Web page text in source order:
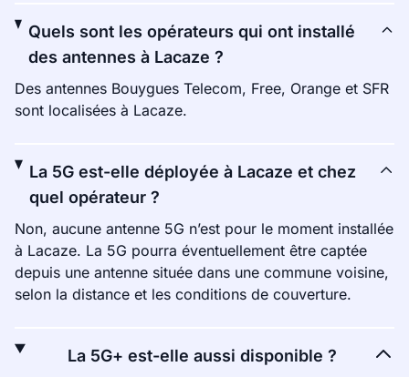
Quels sont les opérateurs qui ont installé
des antennes à Lacaze ?
Des antennes Bouygues Telecom, Free, Orange et SFR
sont localisées à Lacaze.
La 5G est-elle déployée à Lacaze et chez
quel opérateur ?
Non, aucune antenne 5G n’est pour le moment installée
à Lacaze. La 5G pourra éventuellement être captée
depuis une antenne située dans une commune voisine,
selon la distance et les conditions de couverture.
La 5G+ est-elle aussi disponible ?